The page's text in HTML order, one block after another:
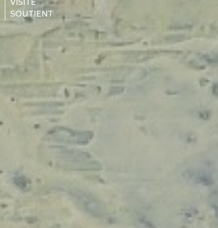
VISITE
SOUTIENT